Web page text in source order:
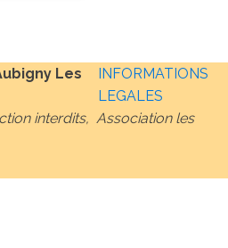
Les
INFORMATIONS
LEGALES
interdits, Association les